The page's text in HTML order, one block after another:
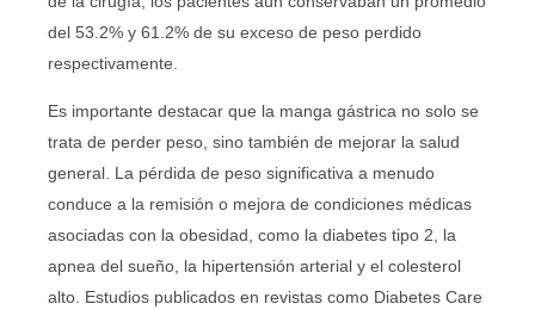
del 53.2% y 61.2% de su exceso de peso perdido
respectivamente.
Es importante destacar que la manga gástrica no solo se
trata de perder peso, sino también de mejorar la salud
general. La pérdida de peso significativa a menudo
conduce a la remisión o mejora de condiciones médicas
asociadas con la obesidad, como la diabetes tipo 2, la
apnea del sueño, la hipertensión arterial y el colesterol
alto. Estudios publicados en revistas como Diabetes Care